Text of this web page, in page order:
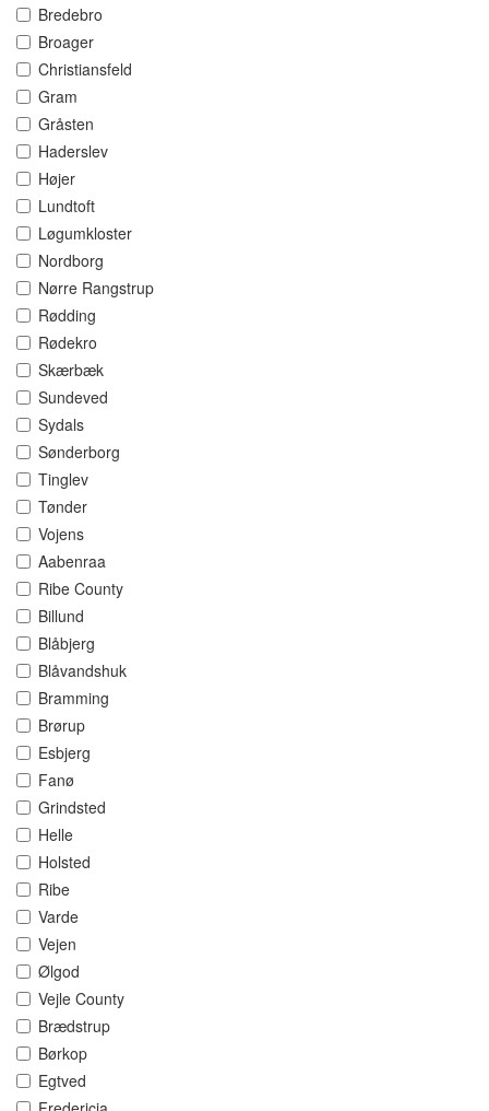
Bredebro
Broager
Christiansfeld
Gram
Gråsten
Haderslev
Højer
Lundtoft
Løgumkloster
Nordborg
Nørre Rangstrup
Rødding
Rødekro
Skærbæk
Sundeved
Sydals
Sønderborg
Tinglev
Tønder
Vojens
Aabenraa
Ribe County
Billund
Blåbjerg
Blåvandshuk
Bramming
Brørup
Esbjerg
Fanø
Grindsted
Helle
Holsted
Ribe
Varde
Vejen
Ølgod
Vejle County
Brædstrup
Børkop
Egtved